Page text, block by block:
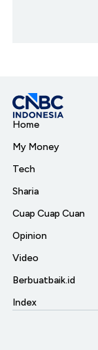
Home
My Money
Tech
Sharia
Cuap Cuap Cuan
Opinion
Video
Berbuatbaik.id
Index